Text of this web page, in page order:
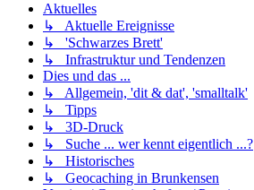
Aktuelles
↳ Aktuelle Ereignisse
↳ 'Schwarzes Brett'
↳ Infrastruktur und Tendenzen
Dies und das ...
↳ Allgemein, 'dit & dat', 'smalltalk'
↳ Tipps
↳ 3D-Druck
↳ Suche ... wer kennt eigentlich ...?
↳ Historisches
↳ Geocaching in Brunkensen